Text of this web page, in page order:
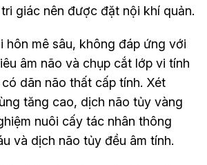
giác nên được đặt nội khí quản.
hôn mê sâu, không đáp ứng với
âm não và chụp cắt lớp vi tính
dãn não thất cấp tính. Xét
tăng cao, dịch não tủy vàng
nuôi cấy tác nhân thông
và dịch não tủy đều âm tính.